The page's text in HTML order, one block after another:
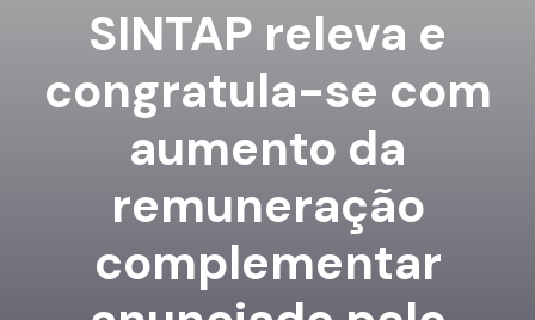
SINTAP releva e
congratula-se com
aumento da
remuneração
complementar